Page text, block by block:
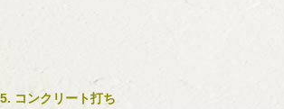
5. コンクリート打ち